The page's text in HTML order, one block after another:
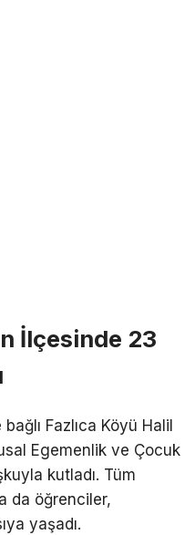
İlçesinde 23
Fazlıca Köyü Halil
Egemenlik ve Çocuk
kutladı. Tüm
da öğrenciler,
yaşadı.